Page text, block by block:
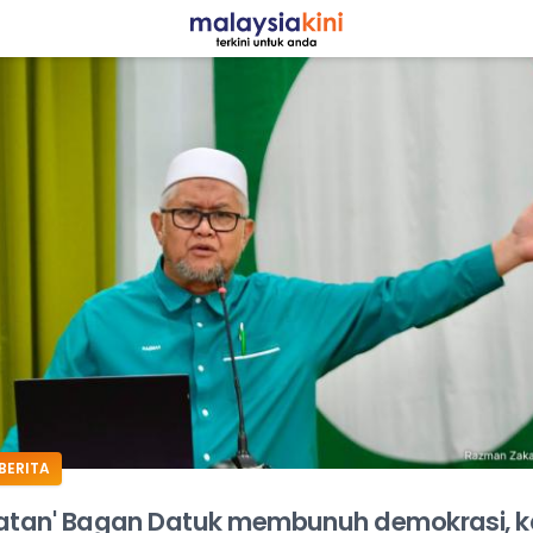
ADS
Bagan Datuk membunuh demokrasi,